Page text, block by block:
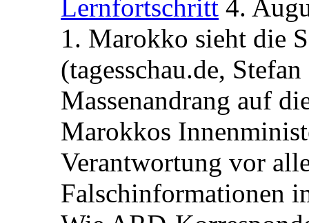
Lernfortschritt 4.
1. Marokko sieht die
(tagesschau.de,
Massenandrang auf
Marokkos
Verantwortung vor
Falschinformationen